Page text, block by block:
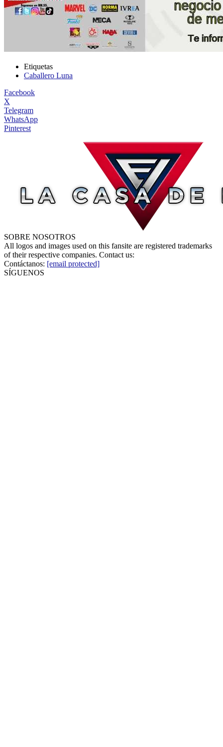
Etiquetas
Caballero Luna
Facebook
X
Telegram
WhatsApp
Pinterest
SOBRE NOSOTROS
All logos and images used on this fansite are registered trademarks
of their respective companies. Contact us:
Contáctanos: [email protected]
SÍGUENOS